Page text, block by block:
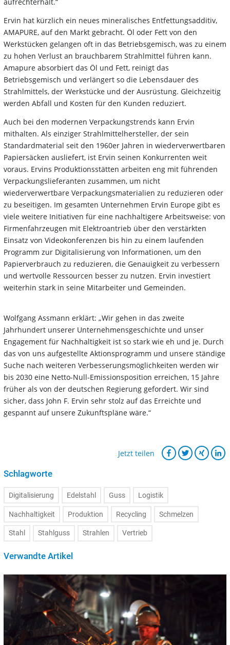
aufrechterhält.“
Ervin hat kürzlich ein neues mineralisches Entfettungsadditiv,
AMAPURE, auf den Markt gebracht. Öl oder Fett von den
Werkstücken gelangen oft in das Betriebsgemisch, was zu einem
zu hohen Verlust an brauchbarem Strahlmittel führen kann.
Amapure absorbiert das Öl und Fett, reinigt das
Betriebsgemisch und verlängert so die Lebensdauer des
Strahlmittels, der Werkstücke und der Ausrüstung. Gleichzeitig
werden Abfall und Kosten für den Kunden reduziert.
Auch bei den modernen Verpackungstrends kann Ervin
mithalten. Als einziger Strahlmittelhersteller, der sein
Standardmaterial seit den 1960er Jahren in wiederverwertbaren
Papiersäcken ausliefert, ist Ervin seinen Konkurrenten weit
voraus. Ervins Produktionsstätten arbeiten eng mit führenden
Verpackungslieferanten zusammen, um nicht
wiederverwertbare Verpackungsmaterialien zu reduzieren oder
zu beseitigen. Im gesamten Unternehmen Ervin Europe gibt es
viele weitere Initiativen für eine nachhaltigere Arbeitsweise: von
Firmenfahrzeugen mit Elektroantrieb über den verstärkten
Einsatz von Videokonferenzen bis hin zu einem laufenden
Programm zur Digitalisierung von Informationen, um den
Papierverbrauch zu reduzieren, die Genauigkeit zu verbessern
und wertvolle Ressourcen besser zu nutzen. Ervin investiert
weiterhin stark in seine Mitarbeiter und Gemeinden.
Wolfgang Assmann erklärt: „Wir gehen in das zweite
Jahrhundert unserer Unternehmensgeschichte und unser
Engagement für Nachhaltigkeit ist so stark wie eh und je. Durch
das von uns aufgestellte Aktionsprogramm und unsere ständige
Suche nach weiteren Verbesserungsmöglichkeiten werden wir
bis 2030 eine Netto-Null-Emissionsposition erreichen, 15 Jahre
früher als von der deutschen Regierung gefordert. Wir sind
sicher, dass John F. Ervin sehr stolz auf das Erreichte und
gespannt auf unsere Zukunftspläne wäre.“
Jetzt teilen
Schlagworte
Digitalisierung Edelstahl Guss Logistik
Nachhaltigkeit Produktion Recycling Schmelzen
Stahl Stahlguss Strahlen Vertrieb
Verwandte Artikel